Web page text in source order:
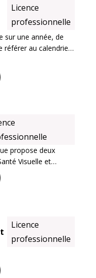
Licence
professionnelle
sur une année, de
référer au calendrier
propose deux
Visuelle et
partagent un
horaire, qui...
Licence
professionnelle